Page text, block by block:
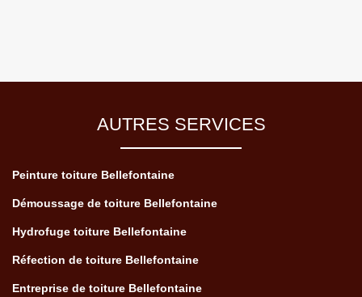
AUTRES SERVICES
Peinture toiture Bellefontaine
Démoussage de toiture Bellefontaine
Hydrofuge toiture Bellefontaine
Réfection de toiture Bellefontaine
Entreprise de toiture Bellefontaine